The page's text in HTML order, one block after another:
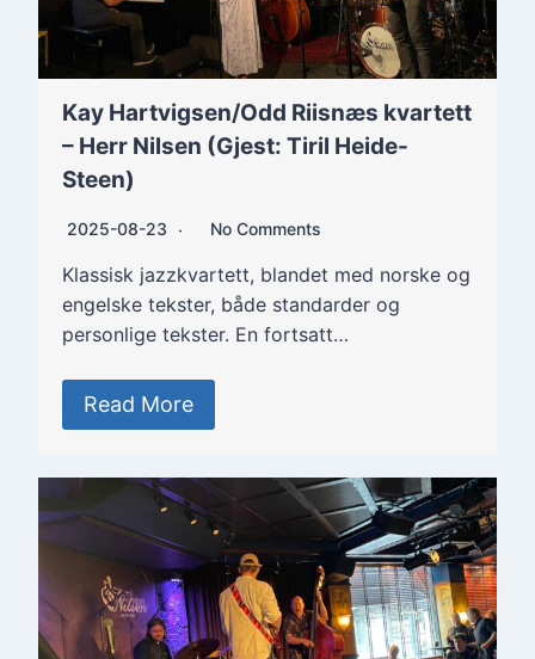
Kay Hartvigsen/Odd Riisnæs kvartett
– Herr Nilsen (Gjest: Tiril Heide-
Steen)
2025-08-23 No Comments
Klassisk jazzkvartett, blandet med norske og
engelske tekster, både standarder og
personlige tekster. En fortsatt…
Read More